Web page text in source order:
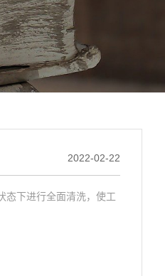
2022-02-22
态下进行全面清洗，使工